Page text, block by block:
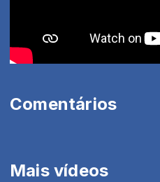
Mais vídeos
Comentários